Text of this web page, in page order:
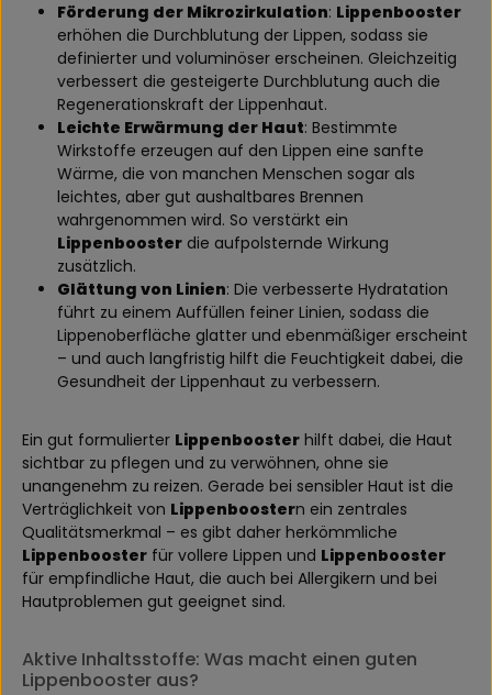
Förderung der Mikrozirkulation: Lippenbooster
erhöhen die Durchblutung der Lippen, sodass sie
definierter und voluminöser erscheinen. Gleichzeitig
verbessert die gesteigerte Durchblutung auch die
Regenerationskraft der Lippenhaut.
Leichte Erwärmung der Haut: Bestimmte
Wirkstoffe erzeugen auf den Lippen eine sanfte
Wärme, die von manchen Menschen sogar als
leichtes, aber gut aushaltbares Brennen
wahrgenommen wird. So verstärkt ein
Lippenbooster die aufpolsternde Wirkung
zusätzlich.
Glättung von Linien: Die verbesserte Hydratation
führt zu einem Auffüllen feiner Linien, sodass die
Lippenoberfläche glatter und ebenmäßiger erscheint
– und auch langfristig hilft die Feuchtigkeit dabei, die
Gesundheit der Lippenhaut zu verbessern.
Ein gut formulierter Lippenbooster hilft dabei, die Haut
sichtbar zu pflegen und zu verwöhnen, ohne sie
unangenehm zu reizen. Gerade bei sensibler Haut ist die
Verträglichkeit von Lippenboostern ein zentrales
Qualitätsmerkmal – es gibt daher herkömmliche
Lippenbooster für vollere Lippen und Lippenbooster
für empfindliche Haut, die auch bei Allergikern und bei
Hautproblemen gut geeignet sind.
Aktive Inhaltsstoffe: Was macht einen guten
Lippenbooster aus?